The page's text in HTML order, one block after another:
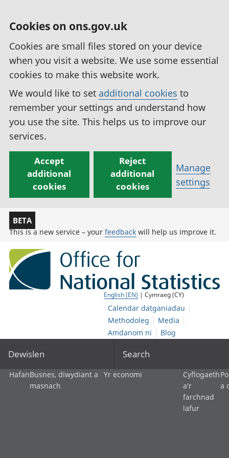
Cookies on ons.gov.uk
Cookies are small files stored on your device
when you visit a website. We use some essential
cookies to make this website work.
We would like to set additional cookies to
remember your settings and understand how
you use the site. This helps us to improve our
services.
Accept
additional
cookies
Reject
additional
cookies
Manage
settings
BETA
This is a new service – your feedback will help us improve it.
English (EN) | Cymraeg (CY)
Calendar datganiadau
Methodoleg
Media
Amdanom ni
Blog
Dewislen Search
HafanBusnes, diwydiant a
masnach
Yr economi
Cyflogaeth
a'r
farchnad
lafur
a